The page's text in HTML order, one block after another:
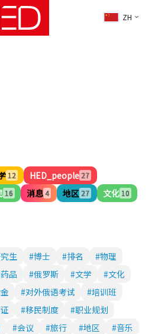
ZH
12 HED_people27
16 消息4 地区 27 文化 10
生 #博士 #排名
#物理
品 #俄罗斯 #文学
#文化
#对外俄语考试
#培训班
#移民制度
#职业规划
#会议 #旅行 #地区
#音乐